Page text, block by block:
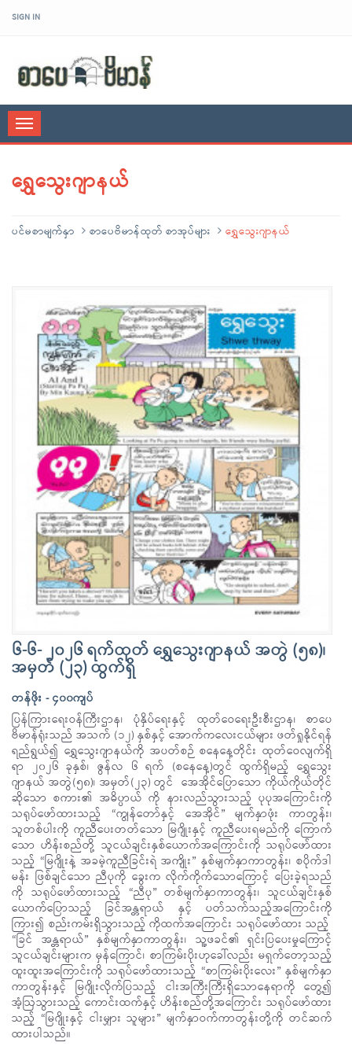
SIGN IN
Toggle
navigation
ရွှေသွေးဂျာနယ်
ပင်မစာမျက်နှာ စာပေဗိမာန်ထုတ် စာအုပ်များ ရွှေသွေးဂျာနယ်
၆-၆- ၂၀၂၆ ရက်ထုတ် ရွှေသွေးဂျာနယ် အတွဲ (၅၈)၊
အမှတ် (၂၃) ထွက်ရှိ
တန်ဖိုး - ၄၀၀ကျပ်
ပြန်ကြားရေးဝန်ကြီးဌာန၊ ပုံနှိပ်ရေးနှင့် ထုတ်ဝေရေးဦးစီးဌာန၊ စာပေ
ဗိမာန်ရုံးသည် အသက် (၁၂) နှစ်နှင့် အောက်ကလေးငယ်များ ဖတ်ရှုနိုင်ရန်
ရည်ရွယ်၍ ရွှေသွေးဂျာနယ်ကို အပတ်စဉ် စနေနေ့တိုင်း ထုတ်ဝေလျက်ရှိ
ရာ ၂၀၂၆ ခုနှစ်၊ ဇွန်လ ၆ ရက် (စနေနေ့)တွင် ထွက်ရှိမည့် ရွှေသွေး
ဂျာနယ် အတွဲ(၅၈)၊ အမှတ်(၂၃) တွင် အေအိုင်ပြောသော ကိုယ်ကိုယ်တိုင်
ဆိုသော စကား၏ အဓိပ္ပာယ် ကို နားလည်သွားသည့် ပုပုအကြောင်းကို
သရုပ်ဖော်ထားသည့် “ကျွန်တော်နှင့် အေအိုင်” မျက်နှာဖုံး ကာတွန်း၊
သူတစ်ပါးကို ကူညီပေးတတ်သော မြဂျိုးနှင့် ကူညီပေးရမည်ကို ကြောက်
သော ဟိန်းစည်တို့ သူငယ်ချင်းနှစ်ယောက်အကြောင်းကို သရုပ်ဖော်ထား
သည့် “မြဂျိုးနဲ့ အခမဲ့ကူညီခြင်းရဲ အကျိုး” နှစ်မျက်နှာကာတွန်း၊ စပိုက်ဒါ
မန်း ဖြစ်ချင်သော ညီပုကို ခွေးက လိုက်ကိုက်သောကြောင့် ပြေးခဲ့ရသည်
ကို သရုပ်ဖော်ထားသည့် “ညီပု” တစ်မျက်နှာကာတွန်း၊ သူငယ်ချင်းနှစ်
ယောက်ပြောသည့် ခြင်အန္တရာယ် နှင့် ပတ်သက်သည့်အကြောင်းကို
ကြား၍ စည်းကမ်းရှိသွားသည့် ကိုထက်အကြောင်း သရုပ်ဖော်ထား သည့်
“ခြင် အန္တရာယ်” နှစ်မျက်နှာကာတွန်း၊ သူ့ဖခင်၏ ရှင်းပြပေးမှုကြောင့်
သူငယ်ချင်းများက မှန်ကြောင်၊ စာကြမ်းပိုးဟုခေါ်လည်း မရှက်တော့သည့်
ထူးထူးအကြောင်းကို သရုပ်ဖော်ထားသည့် “စာကြမ်းပိုးလေး” နှစ်မျက်နှာ
ကာတွန်းနှင့် မြဂျိုးလိုက်ပြသည့် ငါးအကြီးကြီးရှိသောနေရာကို တွေ့၍
အံ့ဩသွားသည့် ကောင်းထက်နှင့် ဟိန်းစည်တို့အကြောင်း သရုပ်ဖော်ထား
သည့် “မြဂျိုးနှင့် ငါးမျှား သူများ” မျက်နှာဝက်ကာတွန်းတို့ကို တင်ဆက်
ထားပါသည်။